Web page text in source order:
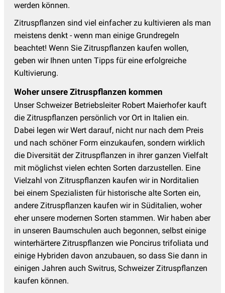
werden können.
Zitruspflanzen sind viel einfacher zu kultivieren als man
meistens denkt - wenn man einige Grundregeln
beachtet! Wenn Sie Zitruspflanzen kaufen wollen,
geben wir Ihnen unten Tipps für eine erfolgreiche
Kultivierung.
Woher unsere Zitruspflanzen kommen
Unser Schweizer Betriebsleiter Robert Maierhofer kauft
die Zitruspflanzen persönlich vor Ort in Italien ein.
Dabei legen wir Wert darauf, nicht nur nach dem Preis
und nach schöner Form einzukaufen, sondern wirklich
die Diversität der Zitruspflanzen in ihrer ganzen Vielfalt
mit möglichst vielen echten Sorten darzustellen. Eine
Vielzahl von Zitruspflanzen kaufen wir in Norditalien
bei einem Spezialisten für historische alte Sorten ein,
andere Zitruspflanzen kaufen wir in Süditalien, woher
eher unsere modernen Sorten stammen. Wir haben aber
in unseren Baumschulen auch begonnen, selbst einige
winterhärtere Zitruspflanzen wie Poncirus trifoliata und
einige Hybriden davon anzubauen, so dass Sie dann in
einigen Jahren auch Switrus, Schweizer Zitruspflanzen
kaufen können.